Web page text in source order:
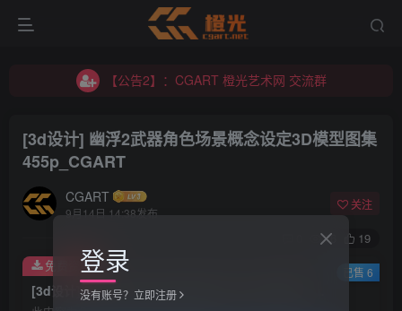
【公告2】：CGART 橙光艺术网 交流群
【公告2】：CGART 橙光艺术网 交流群
[3d设计] 幽浮2武器角色场景概念设定3D模型图集
455p_CGART
CGART
9月14日 14:38发布
关注
76 19
免费资源 已售 6
登录
没有账号？立即注册